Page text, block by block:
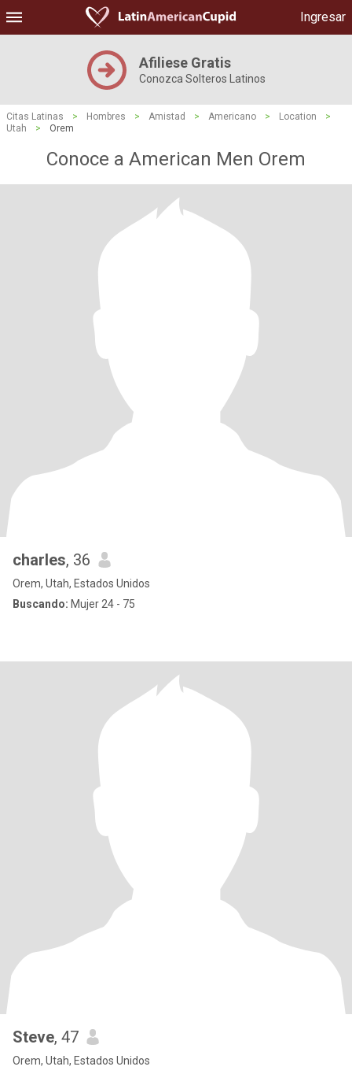
Ingresar
Afiliese Gratis
Conozca Solteros Latinos
Citas Latinas > Hombres > Amistad > Americano > Location
>
Utah
> Orem
Conoce a American Men Orem
charles, 36
Orem, Utah, Estados Unidos
Buscando: Mujer 24 - 75
Steve, 47
Orem, Utah, Estados Unidos